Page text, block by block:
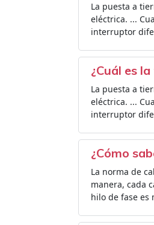
La puesta a
eléctrica. ...
interruptor
¿Cuál es
La puesta a
eléctrica. ...
interruptor
¿Cómo
La norma de
manera, cada
hilo de fase es